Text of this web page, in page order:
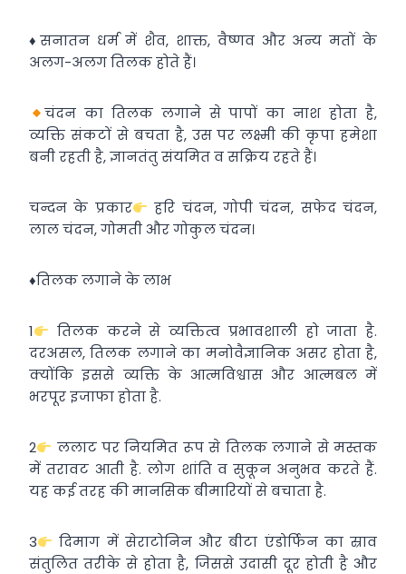
♦️सनातन धर्म में शैव, शाक्त, वैष्णव और अन्य मतों के
अलग-अलग तिलक होते हैं।
चंदन का तिलक लगाने से पापों का नाश होता है,
व्यक्ति संकटों से बचता है, उस पर लक्ष्मी की कृपा हमेशा
बनी रहती है, ज्ञानतंतु संयमित व सक्रिय रहते हैं।
चन्दन के प्रकार
हरि चंदन, गोपी चंदन, सफेद चंदन,
लाल चंदन, गोमती और गोकुल चंदन।
♦️तिलक लगाने के लाभ
1
तिलक करने से व्यक्त‍ित्व प्रभावशाली हो जाता है.
दरअसल, तिलक लगाने का मनोवैज्ञानिक असर होता है,
क्योंकि इससे व्यक्त‍ि के आत्मविश्वास और आत्मबल में
भरपूर इजाफा होता है.
2
ललाट पर नियमित रूप से तिलक लगाने से मस्तक
में तरावट आती है. लोग शांति व सुकून अनुभव करते हैं.
यह कई तरह की मानसिक बीमारियों से बचाता है.
3
दिमाग में सेराटोनिन और बीटा एंडोर्फिन का स्राव
संतुलित तरीके से होता है, जिससे उदासी दूर होती है और